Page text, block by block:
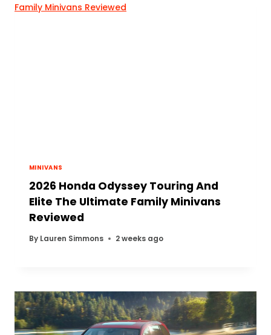
MINIVANS
2026 Honda Odyssey Touring And
Elite The Ultimate Family Minivans
Reviewed
By Lauren Simmons 2 weeks ago